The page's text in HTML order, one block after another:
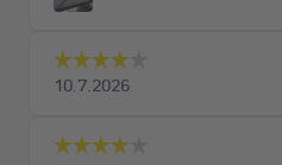
vor Witterungseinflüssen. Eine
Tuch beim Einfahren
Ausfallprofil sorgt für einen